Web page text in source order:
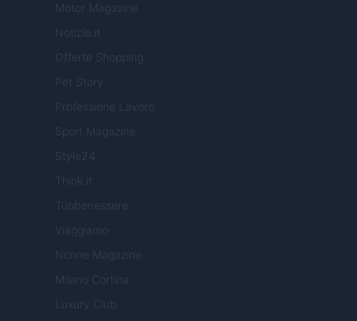
Motor Magazine
Notizie.it
Offerte Shopping
Pet Story
Professione Lavoro
Sport Magazine
Style24
Think.it
Tuobenessere
Viaggiamo
Nonne Magazine
Milano Cortina
Luxury Club